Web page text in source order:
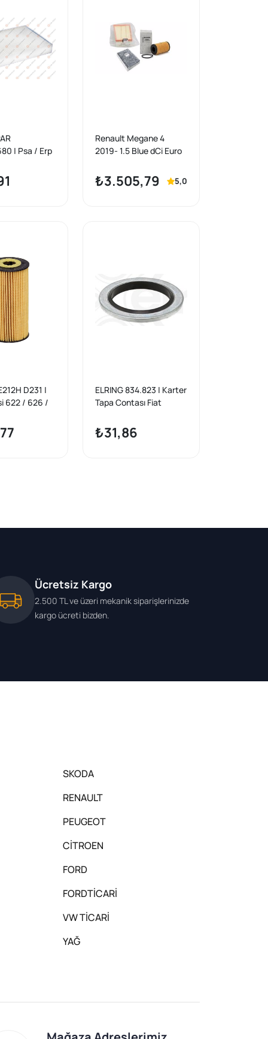
| Psa / Erp
Renault Megane 4
2019- 1.5 Blue dCi Euro
Seti 3 lü Mais Marka
₺3.505,79 5,0
D231 |
622 / 626 /
ELRING 834.823 | Karter
Tapa Contası Fiat
307–407 / Partner /
Mercedes-Benz (1999–
₺31,86
Ücretsiz Kargo
2.500 TL ve üzeri mekanik siparişlerinizde
kargo ücreti bizden.
SKODA
RENAULT
PEUGEOT
CİTROEN
FORD
FORDTİCARİ
VW TİCARİ
YAĞ